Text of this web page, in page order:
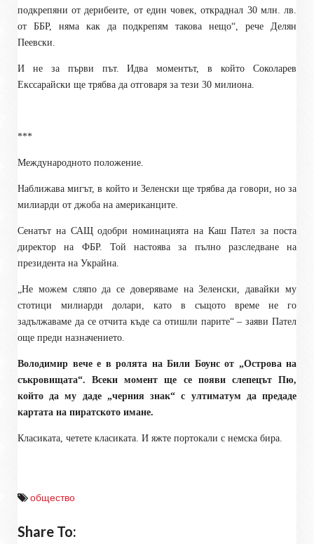
подкрепяни от дерибеите, от един човек, откраднал 30 млн. лв.
от ББР, няма как да подкрепям такова нещо“, рече Делян
Пеевски.
И не за първи път. Идва моментът, в който Соколарев
Екссарайски ще трябва да отговаря за тези 30 милиона.
***
Международното положение.
Наближава мигът, в който и Зеленски ще трябва да говори, но за
милиарди от джоба на американците.
Сенатът на САЩ одобри номинацията на Каш Пател за поста
директор на ФБР. Той настоява за пълно разследване на
президента на Украйна.
„Не можем сляпо да се доверяваме на Зеленски, давайки му
стотици милиарди долари, като в същото време не го
задължаваме да се отчита къде са отишли парите“ – заяви Пател
още преди назначението.
Володимир вече е в ролята на Били Боунс от „Острова на
съкровищата“. Всеки момент ще се появи слепецът Пю,
който да му даде „черния знак“ с ултиматум да предаде
картата на пиратското имане.
Класиката, четете класиката. И яжте портокали с немска бира.
общество
Share To: